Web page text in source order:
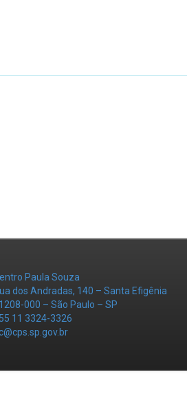
Paula Souza
dos Andradas, 140 – Santa Efigênia
000 – São Paulo – SP
11 3324-3326